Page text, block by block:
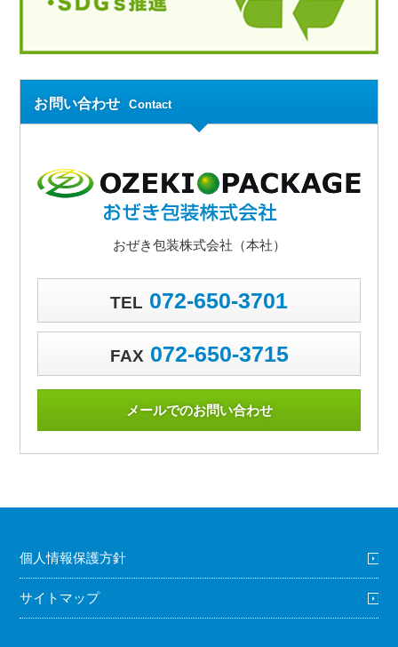
お問い合わせ Contact
おぜき包装株式会社（本社）
TEL 072-650-3701
FAX 072-650-3715
メールでのお問い合わせ
個人情報保護方針
サイトマップ